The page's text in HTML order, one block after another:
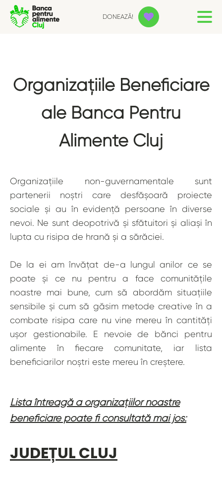
DONEAZĂ!
Organizațiile Beneficiare
ale Banca Pentru
Alimente Cluj
Organizațiile non-guvernamentale sunt
partenerii noștri care desfășoară proiecte
sociale și au în evidență persoane în diverse
nevoi. Ne sunt deopotrivă și sfătuitori și aliași în
lupta cu risipa de hrană și a sărăciei.
De la ei am învățat de-a lungul anilor ce se
poate și ce nu pentru a face comunitățile
noastre mai bune, cum să abordăm situațiile
sensibile și cum să găsim metode creative în a
combate risipa care nu vine mereu în cantități
ușor gestionabile. E nevoie de bănci pentru
alimente în fiecare comunitate, iar lista
beneficiarilor noștri este mereu în creștere.
Lista întreagă a organizațiilor noastre
beneficiare poate fi consultată mai jos:
JUDEȚUL CLUJ